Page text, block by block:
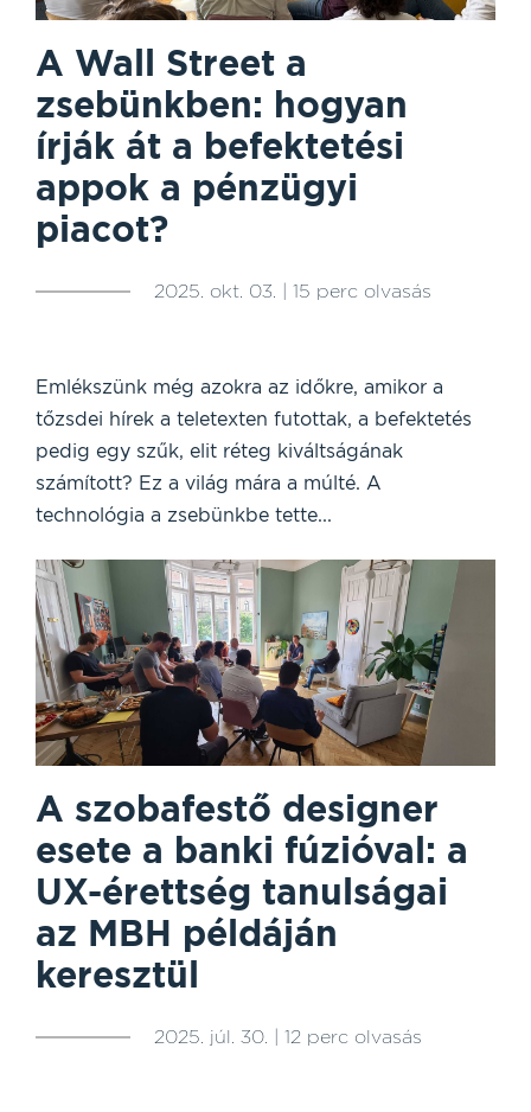
A Wall Street a
zsebünkben: hogyan
írják át a befektetési
appok a pénzügyi
piacot?
2025. okt. 03. | 15 perc olvasás
Emlékszünk még azokra az időkre, amikor a
tőzsdei hírek a teletexten futottak, a befektetés
pedig egy szűk, elit réteg kiváltságának
számított? Ez a világ mára a múlté. A
technológia a zsebünkbe tette...
A szobafestő designer
esete a banki fúzióval: a
UX-érettség tanulságai
az MBH példáján
keresztül
2025. júl. 30. | 12 perc olvasás